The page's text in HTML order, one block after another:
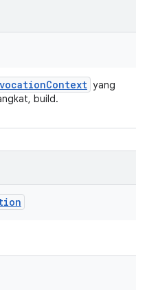
Context yang
build.